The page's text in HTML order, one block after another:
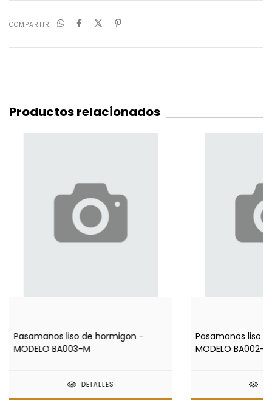
COMPARTIR
Productos relacionados
Pasamanos liso de hormigon -
MODELO BA003-M
DETALLES
Pasamanos liso
MODELO BA002-M